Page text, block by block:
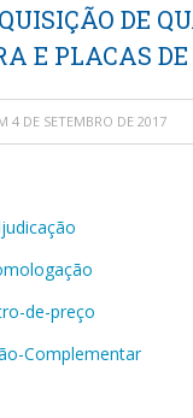
DE
E PLACAS DE
4 DE SETEMBRO DE 2017
de-preço
Complementar